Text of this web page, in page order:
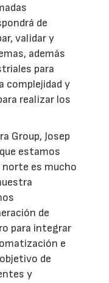
de
validar y
además
para
complejidad y
realizar los
Group, Josep
estamos
es mucho
de
para integrar
e
de
y